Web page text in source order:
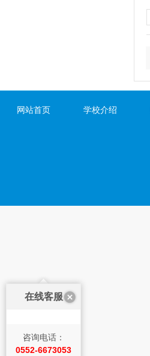
网站首页 学校介绍
在线客服
咨询电话：
0552-6673053